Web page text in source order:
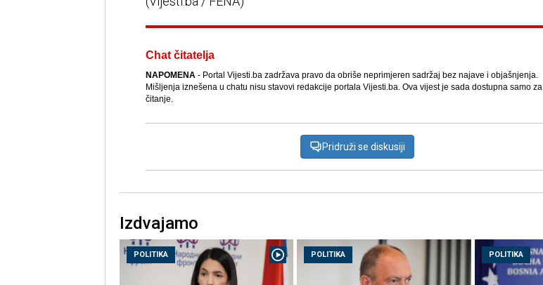
Chat čitatelja
NAPOMENA- Portal Vijesti.ba zadržava pravo da obriše neprimjeren sadržaj bez najave i objašnjenja.
Mišljenja iznešena u chatu nisu stavovi redakcije portala Vijesti.ba. Ova vijest je sada dostupna samo za
čitanje.
Pridruži se diskusiji
Izdvajamo
POLITIKA POLITIKA POLITIKA